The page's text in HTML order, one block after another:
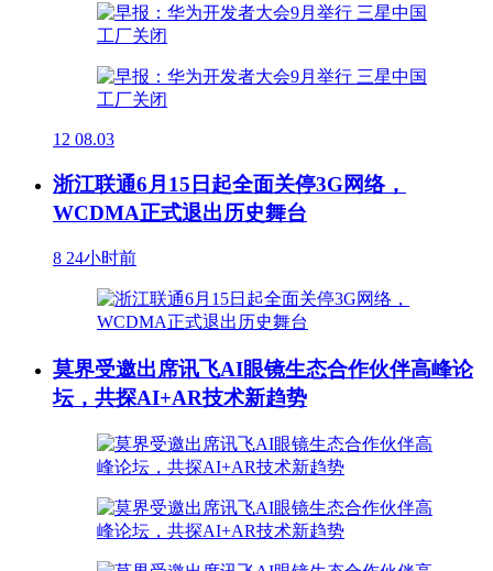
12 08.03
浙江联通6月15日起全面关停3G网络，
WCDMA正式退出历史舞台
8 24小时前
莫界受邀出席讯飞AI眼镜生态合作伙伴高峰论
坛，共探AI+AR技术新趋势